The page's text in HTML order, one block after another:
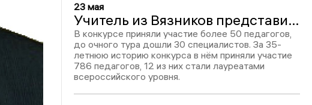
23 мая
Учитель из Вязников представит регион на всероссийском конкурсе после победы во Владимирской области
В конкурсе приняли участие более 50 педагогов,
до очного тура дошли 30 специалистов. За 35-
летнюю историю конкурса в нём приняли участие
786 педагогов, 12 из них стали лауреатами
всероссийского уровня.